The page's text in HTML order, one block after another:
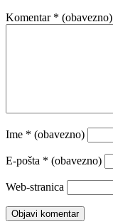
Komentar * (obavezno)
Ime * (obavezno)
E-pošta * (obavezno)
Web-stranica